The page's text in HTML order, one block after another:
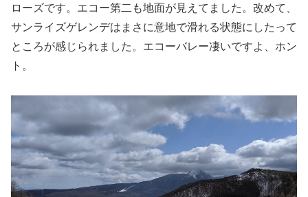
ローズです。エコー第二も地面が見えてました。改めて、
サンライズゲレンデはまさに意地で滑れる状態にしたって
ところが感じられました。エコーバレー凄いですよ、ホン
ト。